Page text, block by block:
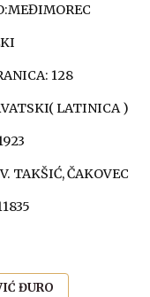
128
LATINICA )
V. TAKŠIĆ, ČAKOVEC
ĐURO